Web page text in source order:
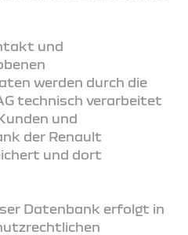
und
werden durch die
technisch verarbeitet
und
der Renault
und dort
Datenbank erfolgt in